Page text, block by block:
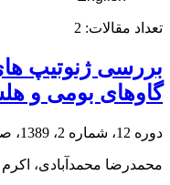
تعداد مقالات: 2
بررسی ژنوتیپ های
گاوهای بومی و
دوره 12، شماره 2، 1389، صفحه
محمدرضا محمدآبادی،